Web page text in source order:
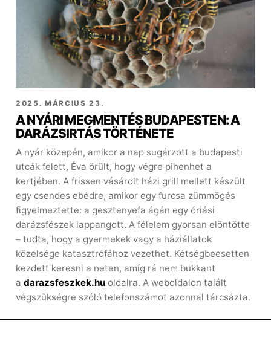
2025. MÁRCIUS 23.
A NYÁRI MEGMENTÉS BUDAPESTEN: A
DARÁZSIRTÁS TÖRTÉNETE
A nyár közepén, amikor a nap sugárzott a budapesti
utcák felett, Éva örült, hogy végre pihenhet a
kertjében. A frissen vásárolt házi grill mellett készült
egy csendes ebédre, amikor egy furcsa zümmögés
figyelmeztette: a gesztenyefa ágán egy óriási
darázsfészek lappangott. A félelem gyorsan elöntötte
– tudta, hogy a gyermekek vagy a háziállatok
közelsége katasztrófához vezethet. Kétségbeesetten
kezdett keresni a neten, amíg rá nem bukkant
a darazsfeszkek.hu oldalra. A weboldalon talált
végszükségre szóló telefonszámot azonnal tárcsázta.